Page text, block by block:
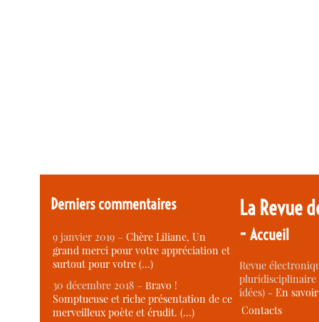
Derniers commentaires
9 janvier 2019 –Chère Liliane, Un
grand merci pour votre appréciation et
surtout pour votre (…)
30 décembre 2018 –Bravo !
Somptueuse et riche présentation de ce
merveilleux poète et érudit. (…)
La Revue
-Accueil
Revue
idées) -En
Contacts